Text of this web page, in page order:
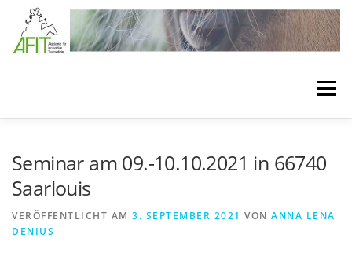
Zum Inhalt springen
Menü
Seminar am 09.-10.10.2021 in 66740
Saarlouis
VERÖFFENTLICHT AM 3. SEPTEMBER 2021 VON ANNA LENA
DENIUS